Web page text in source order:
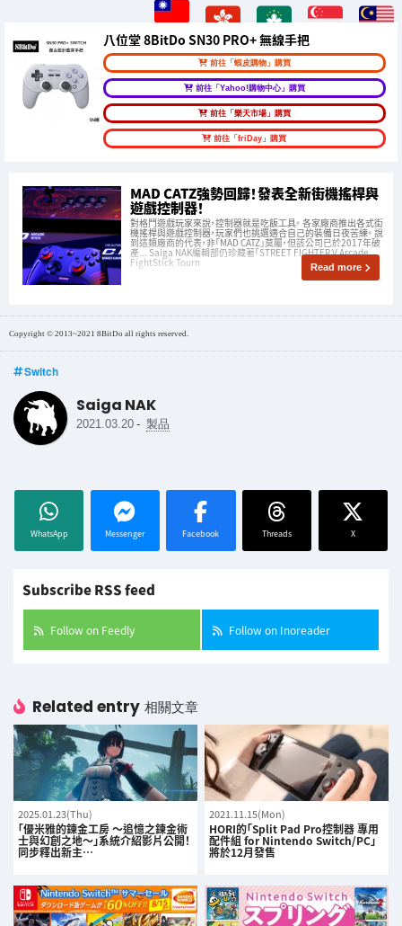
八位堂 8BitDo SN30 PRO+ 無線手把
前往「蝦皮購物」購買
前往「Yahoo!購物中心」購買
前往「樂天市場」購買
前往「friDay」購買
MAD CATZ強勢回歸！發表全新街機搖桿與
遊戲控制器！
對格鬥遊戲玩家來說，控制器就是吃飯工具。 各家廠商推出各式街
機搖桿與遊戲控制器，玩家們也挑選適合自己的裝備日夜苦練。 說
到這類廠商的代表，非「MAD CATZ」莫屬，但該公司已於2017年破
產... Saiga NAK編輯部仍珍藏著「STREET FIGHTER V Arcade
FightStick Tourn Read more
Copyright © 2013~2021 8BitDo all rights reserved.
Switch
Saiga NAK
2021.03.20 - 製品
WhatsApp Messenger Facebook Threads X
Subscribe RSS feed
Follow on Feedly Follow on Inoreader
Related entry 相關文章
2025.01.23(Thu)
「優米雅的鍊金工房 ～追憶之鍊金術
士與幻創之地～」系統介紹影片公開！
同步釋出新主…
2021.11.15(Mon)
HORI的「Split Pad Pro控制器 專用
配件組 for Nintendo Switch/PC」
將於12月發售